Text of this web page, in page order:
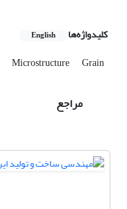
کلیدواژه‌ها English
Microstructure Grain
مراجع